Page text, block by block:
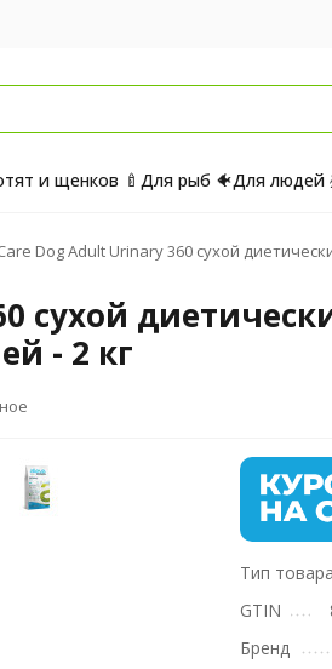
и щенков 🍼 Для рыб 🐠Для людей
Dog Adult Urinary 360 сухой
сухой
- 2 кг
Тип товара
GTIN
Бренд